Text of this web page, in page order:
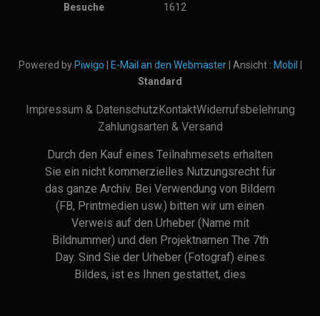
Besuche
1612
Powered by Piwigo E-Mail an den Webmaster| Ansicht : Mobil
Standard
Impressum & DatenschutzKontaktWiderrufsbelehrung
Zahlungsarten & Versand
Durch den Kauf eines Teilnahmesets erhalten
Sie ein nicht kommerzielles Nutzungsrecht für
das ganze Archiv. Bei Verwendung von Bildern
(FB, Printmedien usw.) bitten wir um einen
Verweis auf den Urheber (Name mit
Bildnummer) und den Projektnamen The 7th
Day. Sind Sie der Urheber (Fotograf) eines
Bildes, ist es Ihnen gestattet, dies